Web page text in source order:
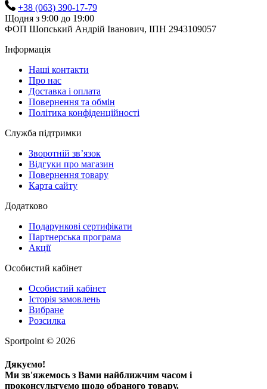
+38 (063) 390-17-79
Щодня з 9:00 до 19:00
ФОП Шопський Андрій Іванович, ІПН 2943109057
Інформація
Наші контакти
Про нас
Доставка і оплата
Повернення та обмін
Політика конфіденційності
Служба підтримки
Зворотній зв’язок
Відгуки про магазин
Повернення товару
Карта сайту
Додатково
Подарункові сертифікати
Партнерська програма
Акції
Особистий кабінет
Особистий кабінет
Історія замовлень
Вибране
Розсилка
Sportpoint © 2026
Дякуємо!
Ми зв'яжемось з Вами найближчим часом і
проконсультуємо щодо обраного товару.